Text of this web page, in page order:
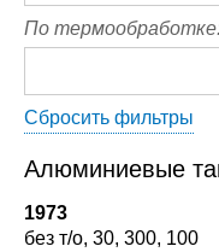
По
Сбросить фильтры
Алюминиевые
1973
без т/о 30 300 100